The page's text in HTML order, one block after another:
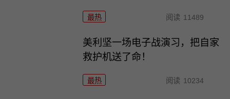
最热 阅读 11489
美利坚一场电子战演习，把自家
救护机送了命！
最热 阅读 10234